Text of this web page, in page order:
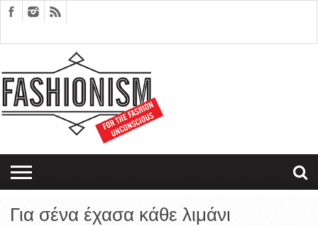
EDITORIALS
COUPLES
THERAPY
SARTORIAGRAM
Για σένα έχασα κάθε λιμάνι